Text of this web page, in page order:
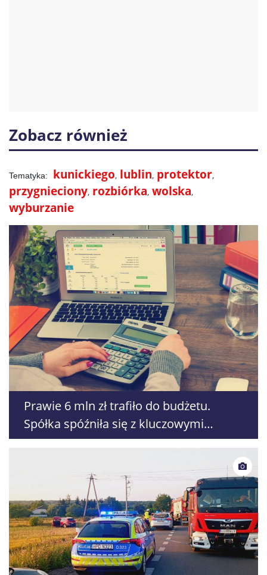
Zobacz również
kunickiego lublin protektor
przygnieciony rozbiórka wolska
wyburzanie
Prawie 6 mln zł trafiło do budżetu.
Spółka spóźniła się z kluczowymi
oświadczeniami